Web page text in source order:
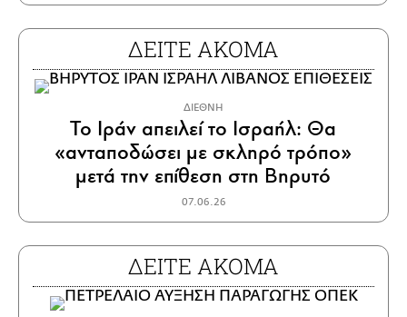
ΔΕΙΤΕ ΑΚΟΜΑ
ΔΙΕΘΝΗ
Το Ιράν απειλεί το Ισραήλ: Θα
«ανταποδώσει με σκληρό τρόπο»
μετά την επίθεση στη Βηρυτό
07.06.26
ΔΕΙΤΕ ΑΚΟΜΑ